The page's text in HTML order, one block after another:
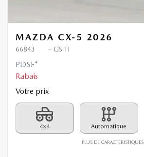
MAZDA CX-5 2026
66843 – GS TI
PDSF*
Rabais
Votre prix
4×4 Automatique
PLUS DE CARACTÉRISTIQUES